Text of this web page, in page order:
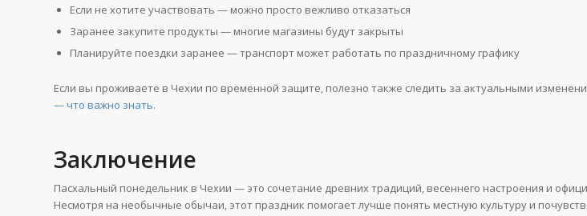
Если не хотите участвовать — можно просто вежливо отказаться
Заранее закупите продукты — многие магазины будут закрыты
Планируйте поездки заранее — транспорт может работать по праздничному графику
Если вы проживаете в Чехии по временной защите, полезно также следить за актуальными
— что важно знать.
Заключение
Пасхальный понедельник в Чехии — это сочетание древних традиций, весеннего настроения и
Несмотря на необычные обычаи, этот праздник помогает лучше понять местную культуру и